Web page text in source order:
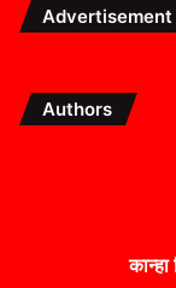
Advertisement
Authors